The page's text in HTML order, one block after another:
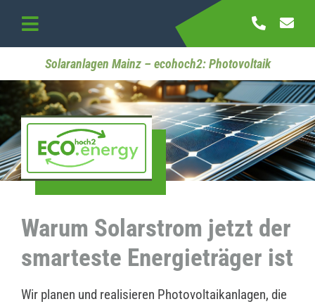
content
Toggle
Navigation
Startseite
Referenzen
Kontakt
Solaranlagen Mainz – ecohoch2: Photovoltaik
Warum Solarstrom jetzt der
smarteste Energieträger ist
Wir planen und realisieren Photovoltaikanlagen, die